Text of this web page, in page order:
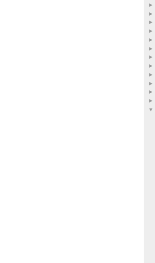
►
►
►
►
►
►
►
►
►
►
►
►
▼